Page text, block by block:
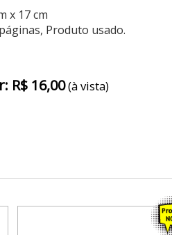
x 17 cm
Produto usado.
R$ 16,00(à vista)